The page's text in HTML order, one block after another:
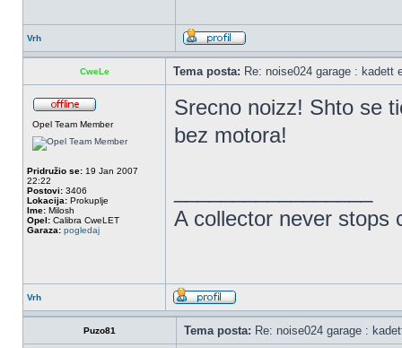
Vrh
CweLe Tema posta: Re: noise024 garage : kadett
Opel Team Member
Pridružio se: 19 Jan 2007
22:22
Postovi: 3406
Lokacija: Prokuplje
Ime: Milosh
Opel: Calibra CweLET
Garaza: pogledaj
Srecno noizz! Shto se
bez motora!
A collector never stops
Vrh
Puzo81 Tema posta: Re: noise024 garage :